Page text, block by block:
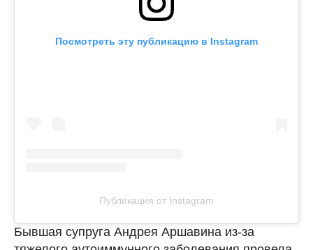
Посмотреть эту публикацию в Instagram
Публикация от Instagram
Бывшая супруга Андрея Аршавина из-за